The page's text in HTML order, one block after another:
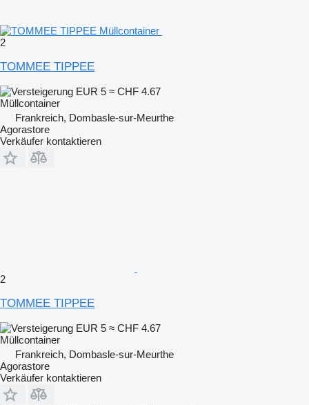
2
TOMMEE TIPPEE
EUR 5 ≈ CHF 4.67
Müllcontainer
Frankreich, Dombasle-sur-Meurthe
Agorastore
Verkäufer kontaktieren
2
TOMMEE TIPPEE
EUR 5 ≈ CHF 4.67
Müllcontainer
Frankreich, Dombasle-sur-Meurthe
Agorastore
Verkäufer kontaktieren